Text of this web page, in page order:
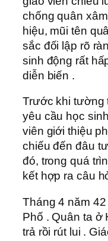
chống quân
hiệu, mũi tên
sắc đối lập rõ
sinh động rất
diễn biến .
Trước khi tường
yêu cầu học
viên giới thiệu
chiếu đến đâu
đó, trong quá
kết hợp ra câu
Tháng 4 năm
Phố . Quân ta ở
trả rồi rút lui .